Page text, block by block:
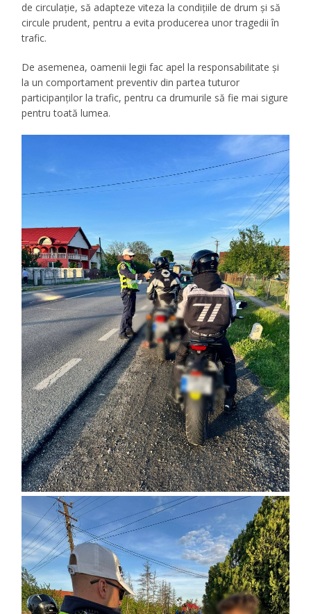
de circulație, să adapteze viteza la condițiile de drum și să
circule prudent, pentru a evita producerea unor tragedii în
trafic.
De asemenea, oamenii legii fac apel la responsabilitate și
la un comportament preventiv din partea tuturor
participanților la trafic, pentru ca drumurile să fie mai sigure
pentru toată lumea.